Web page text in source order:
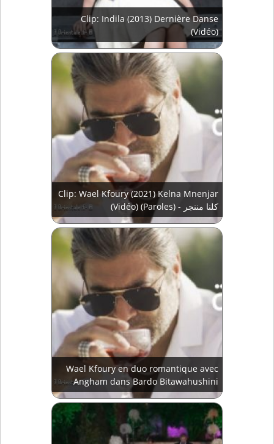
Clip: Indila (2013) Dernière Danse
(Vidéo)
Clip: Wael Kfoury (2021) Kelna Mnenjar
(Vidéo) (Paroles) - كلنا مننجر
Wael Kfoury en duo romantique avec
Angham dans Bardo Bitawahushini